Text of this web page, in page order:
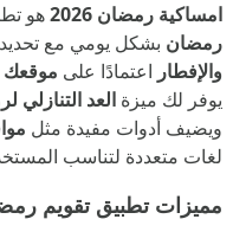
امساكية رمضان 2026 هو
رمضان بشكل يومي مع
والإفطار اعتمادًا على موقعك
يوفر لك ميزة العد التنازلي
ويضيف أدوات مفيدة مثل
لغات متعددة لتناسب
مميزات تطبيق تقويم